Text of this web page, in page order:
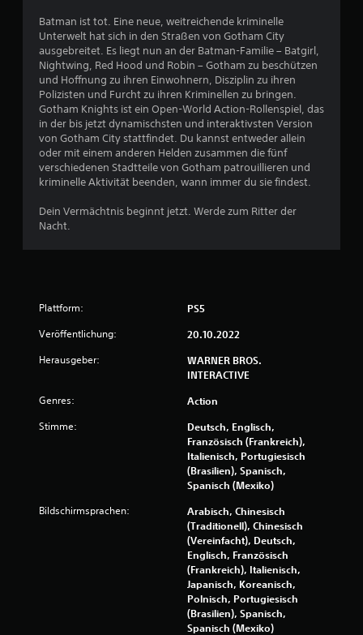
t
u
n
g
:
3
.
2
S
e
r
n
e
Batman ist tot. Eine neue, weitreichende kriminelle
Unterwelt hat sich in den Straßen von Gotham City
ausgebreitet. Es liegt nun an der Batman-Familie – Batgirl,
Nightwing, Red Hood und Robin – Gotham zu beschützen
und Hoffnung zu ihren Einwohnern, Disziplin zu ihren
Polizisten und Furcht zu ihren Kriminellen zu bringen.
Gotham Knights ist ein Open-World Action-Rollenspiel, das
in der bis jetzt dynamischsten und interaktivsten Version
von Gotham City stattfindet. Du kannst entweder allein
oder mit einem anderen Helden zusammen die fünf
verschiedenen Stadtteile von Gotham patrouillieren und
kriminelle Aktivität beenden, wann immer du sie findest.
Dein Vermächtnis beginnt jetzt. Werde zum Ritter der
Nacht.
Plattform: PS5
Veröffentlichung: 20.10.2022
Herausgeber:
WARNER BROS.
INTERACTIVE
Genres: Action
Stimme:
Deutsch, Englisch,
Französisch (Frankreich),
Italienisch, Portugiesisch
(Brasilien), Spanisch,
Spanisch (Mexiko)
Bildschirmsprachen:
Arabisch, Chinesisch
(Traditionell), Chinesisch
(Vereinfacht), Deutsch,
Englisch, Französisch
(Frankreich), Italienisch,
Japanisch, Koreanisch,
Polnisch, Portugiesisch
(Brasilien), Spanisch,
Spanisch (Mexiko)